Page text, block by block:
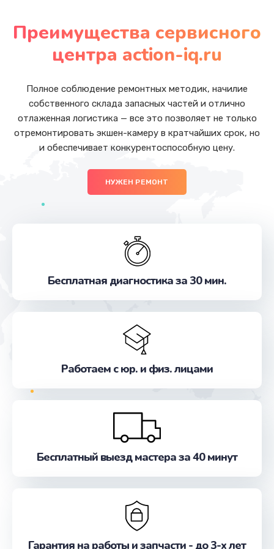
Заказать
от 750 руб.
Заказать
Замена кнопок
от 500 руб.
Заказать
Заказать
Исправление "китайского" русского перевода
Заказать
Прошивка
Обновление ПО
от 500 руб.
Замена лампы
Заказать
Ремонт кнопки
Преимущества сервисного
центра action-iq.ru
Полное соблюдение ремонтных методик, начилие
собственного склада запасных частей и отлично
отлаженная логистика — все это позволяет не только
отремонтировать экшен-камеру в кратчайших срок, но
и обеспечивает конкурентоспособную цену.
НУЖЕН РЕМОНТ
Бесплатная диагностика за 30 мин.
Работаем с юр. и физ. лицами
Бесплатный выезд мастера за 40 минут
Гарантия на работы и запчасти - до 3-х лет